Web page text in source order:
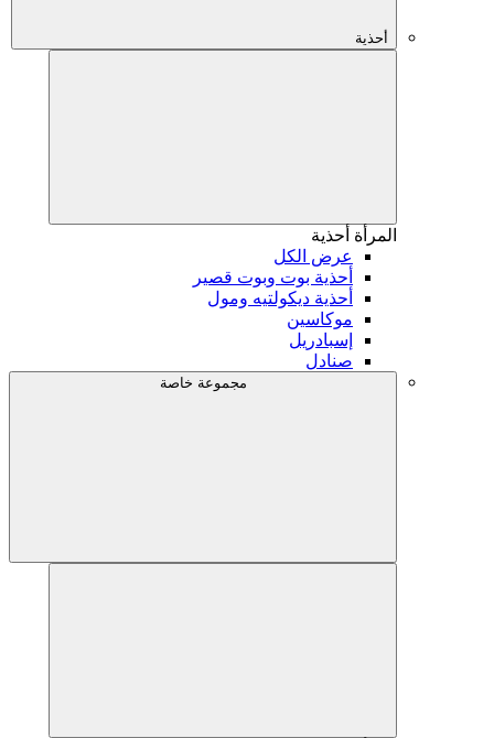
أحذية
المرأة أحذية
عرض الكل
أحذية بوت وبوت قصير
أحذية ديكولتيه ومول
موكاسين
إسبادريل
صنادل
مجموعة خاصة